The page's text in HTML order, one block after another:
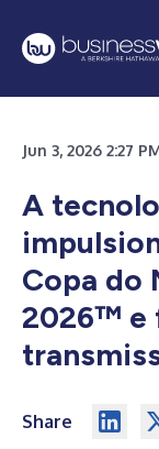
Jun 3, 2026 2:27
A
Copa do
2026™ e
Share